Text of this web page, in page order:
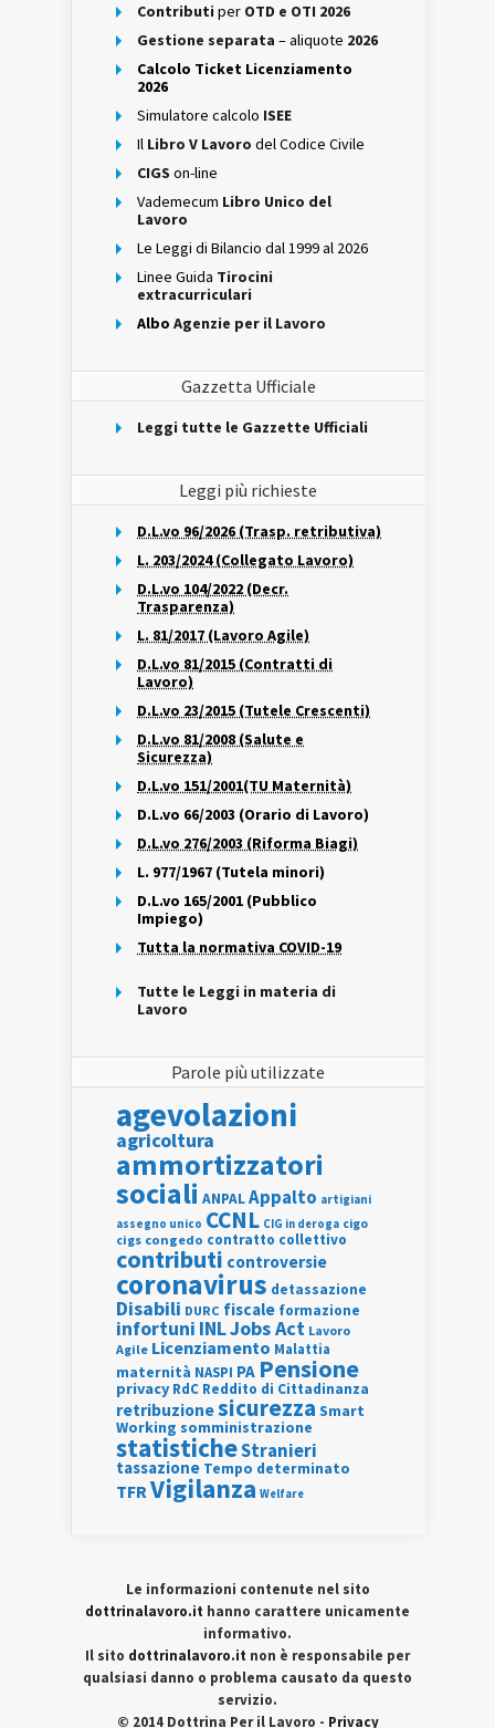
Contributi per OTD e OTI 2026
Gestione separata – aliquote 2026
Calcolo Ticket Licenziamento
2026
Simulatore calcolo ISEE
Il Libro V Lavoro del Codice Civile
CIGS on-line
Vademecum Libro Unico del
Lavoro
Le Leggi di Bilancio dal 1999 al 2026
Linee Guida Tirocini
extracurriculari
Albo Agenzie per il Lavoro
Gazzetta Ufficiale
Leggi tutte le Gazzette Ufficiali
Leggi più richieste
D.L.vo 96/2026 (Trasp. retributiva)
L. 203/2024 (Collegato Lavoro)
D.L.vo 104/2022 (Decr.
Trasparenza)
L. 81/2017 (Lavoro Agile)
D.L.vo 81/2015 (Contratti di
Lavoro)
D.L.vo 23/2015 (Tutele Crescenti)
D.L.vo 81/2008 (Salute e
Sicurezza)
D.L.vo 151/2001(TU Maternità)
D.L.vo 66/2003 (Orario di Lavoro)
D.L.vo 276/2003 (Riforma Biagi)
L. 977/1967 (Tutela minori)
D.L.vo 165/2001 (Pubblico
Impiego)
Tutta la normativa COVID-19
Tutte le Leggi in materia di
Lavoro
Parole più utilizzate
agevolazioni
agricoltura
ammortizzatori
sociali ANPALAppalto artigiani
assegno unico CCNL CIG in deroga cigo
cigs congedo contratto collettivo
contributi controversie
coronavirus detassazione
Disabili DURC fiscale formazione
infortuni INLJobs Act Lavoro
Agile Licenziamento Malattia
maternità NASPI PA Pensione
privacy RdC Reddito di Cittadinanza
retribuzionesicurezza Smart
Working somministrazione
statisticheStranieri
tassazione Tempo determinato
TFRVigilanza Welfare
Le informazioni contenute nel sito
dottrinalavoro.it hanno carattere unicamente
informativo.
Il sito dottrinalavoro.it non è responsabile per
qualsiasi danno o problema causato da questo
servizio.
© 2014 Dottrina Per il Lavoro - Privacy